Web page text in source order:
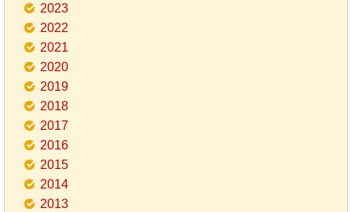
2023
2022
2021
2020
2019
2018
2017
2016
2015
2014
2013